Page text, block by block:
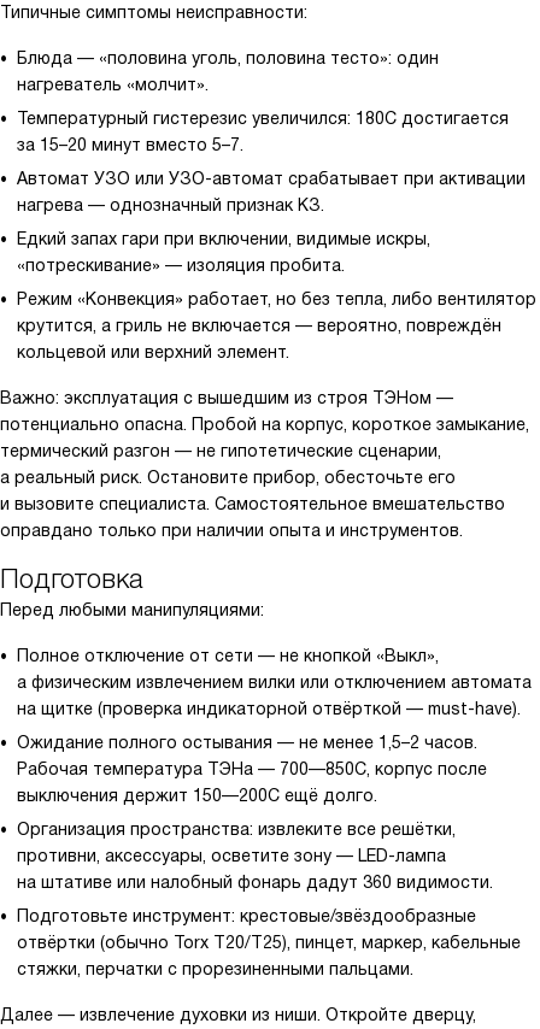
Типичные симптомы неисправности:
Блюда — «половина уголь, половина тесто»: один
нагреватель «молчит».
Температурный гистерезис увеличился: 180C достигается
за 15–20 минут вместо 5–7.
Автомат УЗО или УЗО-автомат срабатывает при активации
нагрева — однозначный признак КЗ.
Едкий запах гари при включении, видимые искры,
«потрескивание» — изоляция пробита.
Режим «Конвекция» работает, но без тепла, либо вентилятор
крутится, а гриль не включается — вероятно, повреждён
кольцевой или верхний элемент.
Важно: эксплуатация с вышедшим из строя ТЭНом —
потенциально опасна. Пробой на корпус, короткое замыкание,
термический разгон — не гипотетические сценарии,
а реальный риск. Остановите прибор, обесточьте его
и вызовите специалиста. Самостоятельное вмешательство
оправдано только при наличии опыта и инструментов.
Подготовка
Перед любыми манипуляциями:
Полное отключение от сети — не кнопкой «Выкл»,
а физическим извлечением вилки или отключением автомата
на щитке (проверка индикаторной отвёрткой — must-have).
Ожидание полного остывания — не менее 1,5–2 часов.
Рабочая температура ТЭНа — 700—850C, корпус после
выключения держит 150—200C ещё долго.
Организация пространства: извлеките все решётки,
противни, аксессуары, осветите зону — LED-лампа
на штативе или налобный фонарь дадут 360 видимости.
Подготовьте инструмент: крестовые/звёздообразные
отвёртки (обычно Torx T20/T25), пинцет, маркер, кабельные
стяжки, перчатки с прорезиненными пальцами.
Далее — извлечение духовки из ниши. Откройте дверцу,